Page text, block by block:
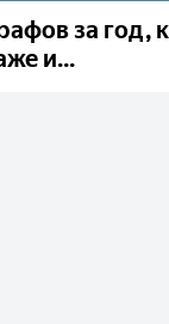
за год,
и...